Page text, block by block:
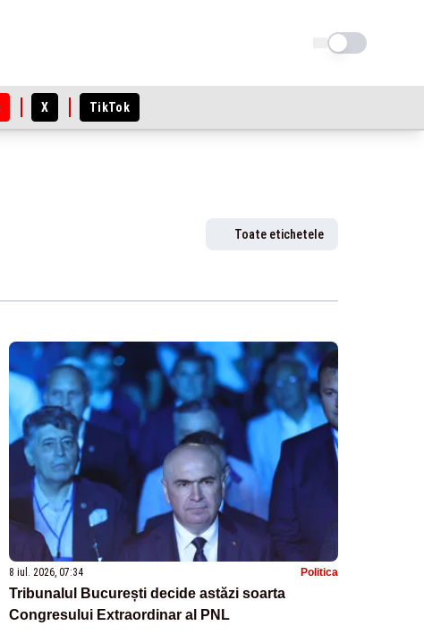
Schimba tema
X TikTok
Toate etichetele
8 iul. 2026, 07:34 Politica
Tribunalul București decide astăzi soarta
Congresului Extraordinar al PNL